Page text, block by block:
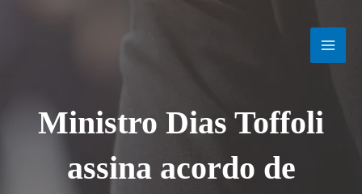
Ministro Dias Toffoli
assina acordo de